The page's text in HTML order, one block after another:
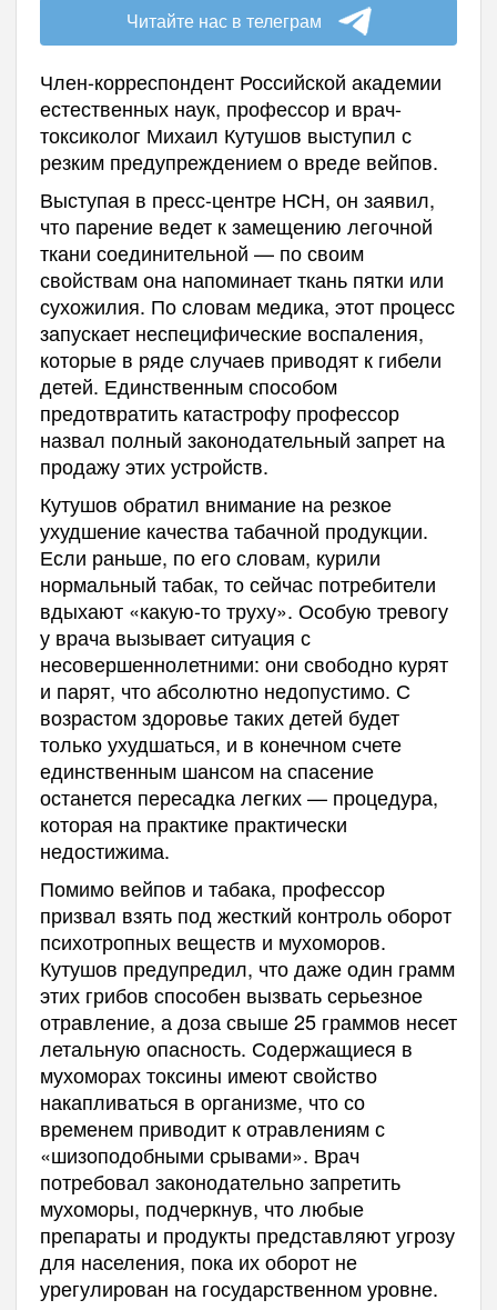
Читайте нас в телеграм
Член-корреспондент Российской академии
естественных наук, профессор и врач-
токсиколог Михаил Кутушов выступил с
резким предупреждением о вреде вейпов.
Выступая в пресс-центре НСН, он заявил,
что парение ведет к замещению легочной
ткани соединительной — по своим
свойствам она напоминает ткань пятки или
сухожилия. По словам медика, этот процесс
запускает неспецифические воспаления,
которые в ряде случаев приводят к гибели
детей. Единственным способом
предотвратить катастрофу профессор
назвал полный законодательный запрет на
продажу этих устройств.
Кутушов обратил внимание на резкое
ухудшение качества табачной продукции.
Если раньше, по его словам, курили
нормальный табак, то сейчас потребители
вдыхают «какую-то труху». Особую тревогу
у врача вызывает ситуация с
несовершеннолетними: они свободно курят
и парят, что абсолютно недопустимо. С
возрастом здоровье таких детей будет
только ухудшаться, и в конечном счете
единственным шансом на спасение
останется пересадка легких — процедура,
которая на практике практически
недостижима.
Помимо вейпов и табака, профессор
призвал взять под жесткий контроль оборот
психотропных веществ и мухоморов.
Кутушов предупредил, что даже один грамм
этих грибов способен вызвать серьезное
отравление, а доза свыше 25 граммов несет
летальную опасность. Содержащиеся в
мухоморах токсины имеют свойство
накапливаться в организме, что со
временем приводит к отравлениям с
«шизоподобными срывами». Врач
потребовал законодательно запретить
мухоморы, подчеркнув, что любые
препараты и продукты представляют угрозу
для населения, пока их оборот не
урегулирован на государственном уровне.